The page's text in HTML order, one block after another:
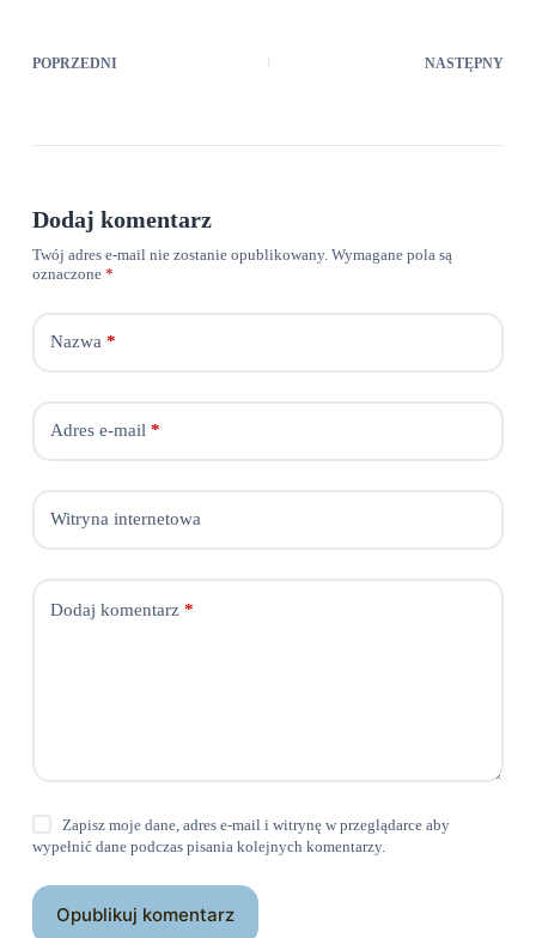
POPRZEDNI NASTĘPNY
Dodaj komentarz
Twój adres e-mail nie zostanie opublikowany. Wymagane pola są
oznaczone *
Nazwa*
Adres e-mail*
Witryna internetowa
Dodaj komentarz*
Zapisz moje dane, adres e-mail i witrynę w przeglądarce aby
wypełnić dane podczas pisania kolejnych komentarzy.
Opublikuj komentarz